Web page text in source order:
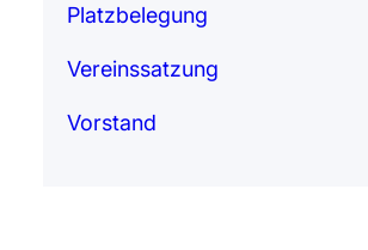
Platzbelegung
Vereinssatzung
Vorstand